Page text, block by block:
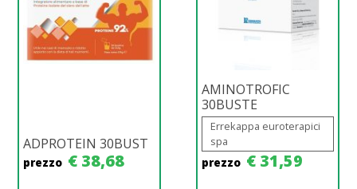
ADPROTEIN 30BUST
prezzo € 38,68
AMINOTROFIC
30BUSTE
Errekappa euroterapici
spa
prezzo € 31,59